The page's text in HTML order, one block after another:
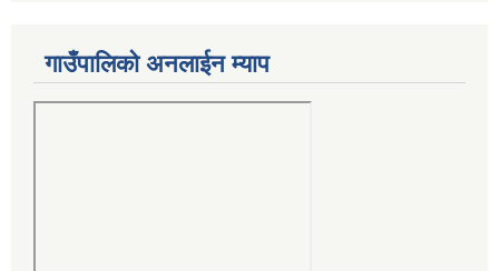
गाउँपालिको अनलाईन म्याप